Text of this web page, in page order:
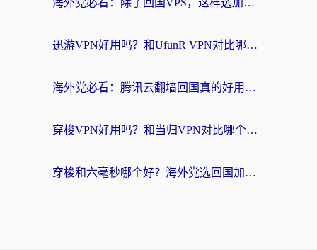
海外党必看：除了回国VPS，这样选加速器也能无缝刷国内资源？
迅游VPN好用吗？和UfunR VPN对比哪个回国效果更好？海外党亲测避坑指南
海外党必看：腾讯云翻墙回国真的好用吗？+ 3步选对回国加速器指南
穿梭VPN好用吗？和当归VPN对比哪个回国效果更好？海外党亲测实用指南
穿梭和六毫秒哪个好？海外党选回国加速器的避坑指南，附番茄加速器实测